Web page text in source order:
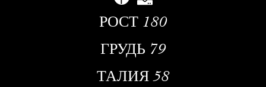
РОСТ 180
ГРУДЬ 79
ТАЛИЯ 58